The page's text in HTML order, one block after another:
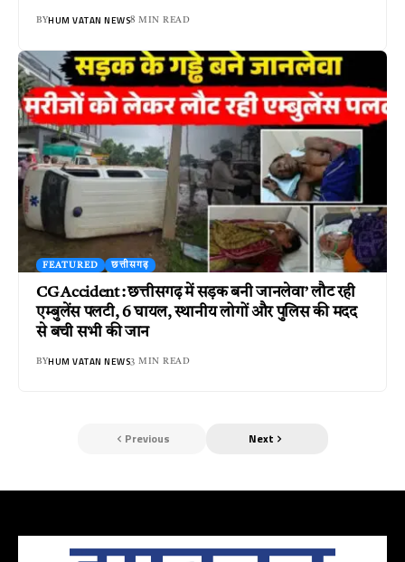
BYHUM VATAN NEWS8 MIN READ
FEATURED छत्तीसगढ़
CG Accident : छत्तीसगढ़ में सड़क बनी जानलेवा’ लौट रही
एम्बुलेंस पलटी, 6 घायल, स्थानीय लोगों और पुलिस की मदद
से बची सभी की जान
BYHUM VATAN NEWS3 MIN READ
Previous Next